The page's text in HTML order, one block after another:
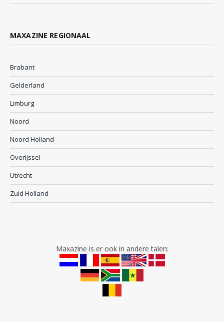
MAXAZINE REGIONAAL
Brabant
Gelderland
Limburg
Noord
Noord Holland
Overijssel
Utrecht
Zuid Holland
Maxazine is er ook in andere talen: